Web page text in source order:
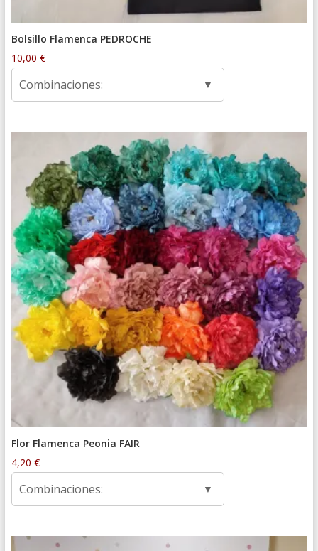
Bolsillo Flamenca PEDROCHE
10,00 €
Combinaciones:
Flor Flamenca Peonia FAIR
4,20 €
Combinaciones: